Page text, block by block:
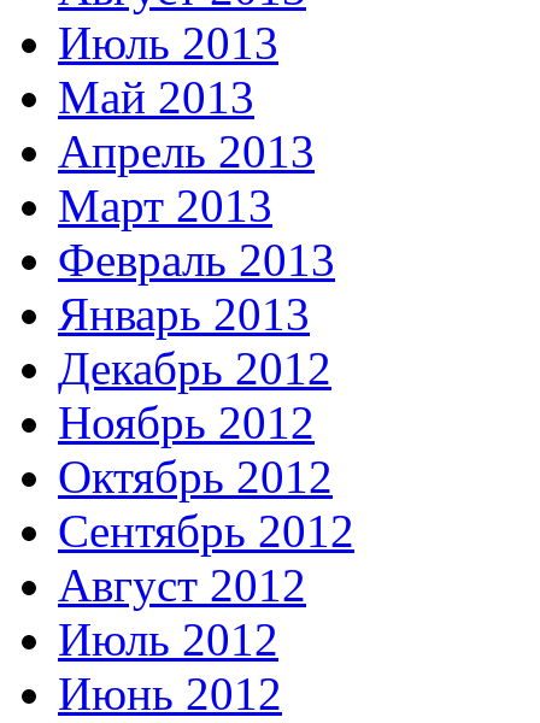
Июль 2013
Май 2013
Апрель 2013
Март 2013
Февраль 2013
Январь 2013
Декабрь 2012
Ноябрь 2012
Октябрь 2012
Сентябрь 2012
Август 2012
Июль 2012
Июнь 2012